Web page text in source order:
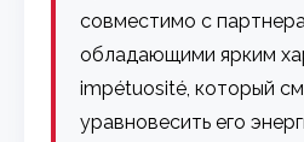
совместимо с
обладающими ярким
impétuosité, который
уравновесить его